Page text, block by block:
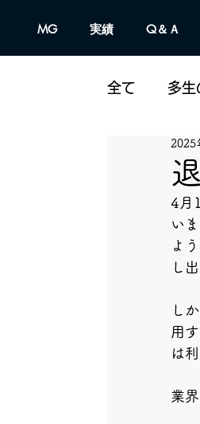
MG 実績 Q＆Ａ
全て 多生
2025
4月
い
よ
し
し
用
は
業